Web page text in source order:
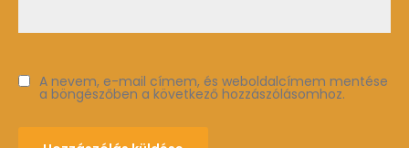
A nevem, e-mail címem, és weboldalcímem mentése
a böngészőben a következő hozzászólásomhoz.